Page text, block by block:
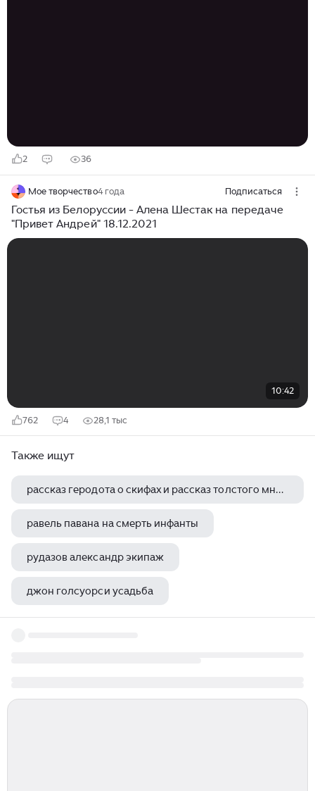
2 36
Мое творчество4 года Подписаться
Гостья из Белоруссии - Алена Шестак на передаче
"Привет Андрей" 18.12.2021
10:42
762 4 28,1 тыс
Также ищут
рассказ геродота о скифах и рассказ толстого много ли человеку земли нужно
равель павана на смерть инфанты
рудазов александр экипаж
джон голсуорси усадьба